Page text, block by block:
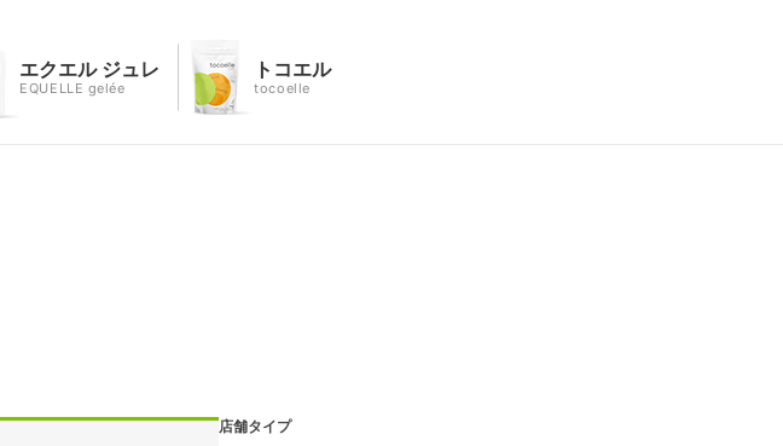
エクエル ジュレ
EQUELLE gelée
トコエル
tocoelle
店舗タイプ